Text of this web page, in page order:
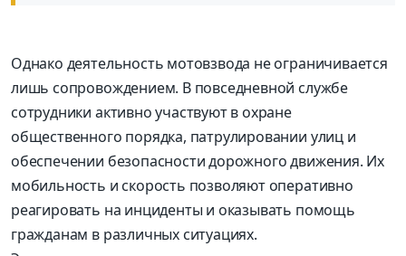
Однако деятельность мотовзвода не ограничивается
лишь сопровождением. В повседневной службе
сотрудники активно участвуют в охране
общественного порядка, патрулировании улиц и
обеспечении безопасности дорожного движения. Их
мобильность и скорость позволяют оперативно
реагировать на инциденты и оказывать помощь
гражданам в различных ситуациях.